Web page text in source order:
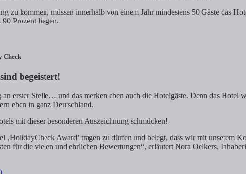
zu kommen, müssen innerhalb von einem Jahr mindestens 50 Gäste das
90 Prozent liegen.
Check
begeistert!
an erster Stelle… und das merken eben auch die Hotelgäste. Denn das Hotel
eben in ganz Deutschland.
mit dieser besonderen Auszeichnung schmücken!
‚HolidayCheck Award’ tragen zu dürfen und belegt, dass wir mit
für die vielen und ehrlichen Bewertungen“, erläutert Nora Oelkers,